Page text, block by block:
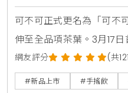
可不可正式更名為「可不
伸至全品項茶葉。3月17
用香水拼配工藝打造5款
第2杯6折優惠，邀您一同
網友評分 (共
#新品上市 #手搖飲